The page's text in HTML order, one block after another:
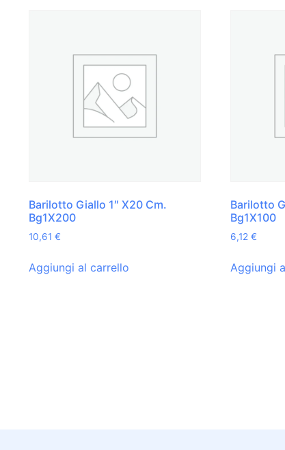
Barilotto Giallo 1″ X20 Cm.
Bg1X200
10,61€
Aggiungi al carrello
Barilotto
Bg1X100
6,12€
Aggiungi